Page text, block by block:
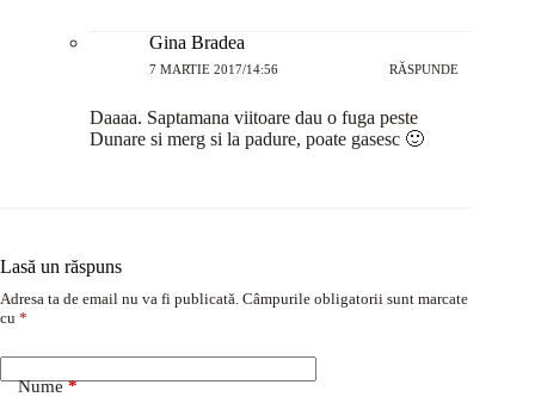
Gina Bradea
7 MARTIE 2017/14:56 RĂSPUNDE
Daaaa. Saptamana viitoare dau o fuga peste
Dunare si merg si la padure, poate gasesc 🙂
Lasă un răspuns
Adresa ta de email nu va fi publicată. Câmpurile obligatorii sunt marcate
cu *
Nume*